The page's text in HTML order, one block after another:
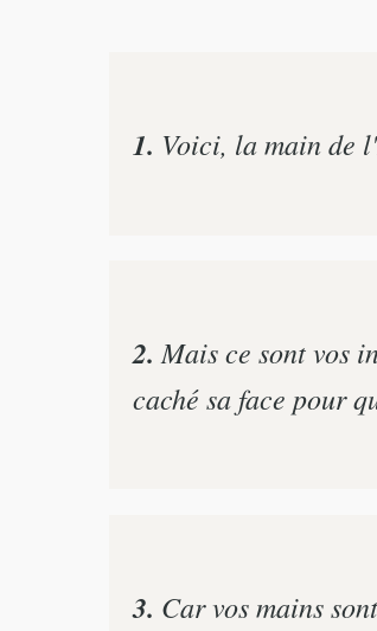
1. Voici, la main de
2. Mais ce sont vos
caché sa face pour
3. Car vos mains